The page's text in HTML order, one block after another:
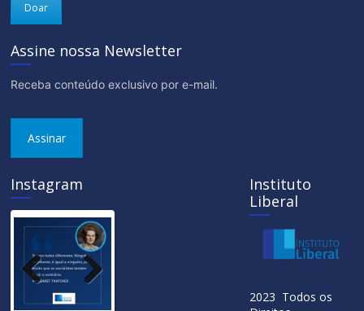
Doar
Assine nossa Newsletter
Receba conteúdo exclusivo por e-mail.
Assinar
Instagram
Instituto
Liberal
2023 Todos os